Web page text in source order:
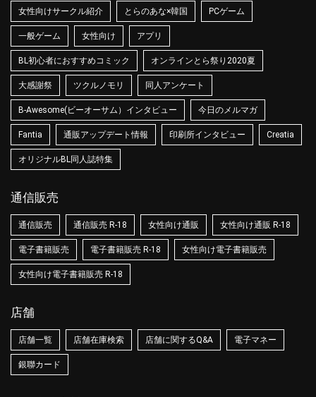
女性向けサークル紹介 とらのあな×韓国 PCゲーム
一般ゲーム 女性向け アプリ
BL初心者におすすめコミック オンラインとら祭り2020夏
大感謝祭 ツクルノモリ 同人アンケート
B-Awesome(ビーオーサム）インタビュー 今日のメルマガ
Fantia 通販アップデート情報 印刷所インタビュー Creatia
オリジナルBL同人誌特集
通信販売
通信販売 通信販売 R-18 女性向け通販 女性向け通販 R-18
電子書籍販売 電子書籍販売 R-18 女性向け電子書籍販売
女性向け電子書籍販売 R-18
店舗
店舗一覧 店舗在庫検索 店舗に関するQ&A 電子マネー
銀聯カード